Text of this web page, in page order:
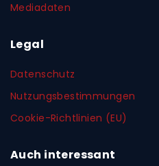
Mediadaten
Legal
Datenschutz
Nutzungsbestimmungen
Cookie-Richtlinien (EU)
Auch interessant